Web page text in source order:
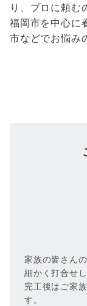
り、プロに頼む
福岡市を中心に
市などでお悩み
家族の皆さん
細かく打合せ
完工後はご家
す。